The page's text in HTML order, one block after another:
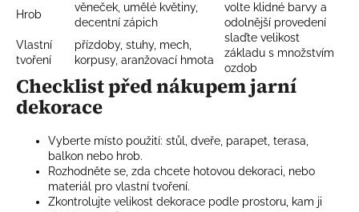
Hrob
věneček, umělé květiny,
decentní zápich
volte klidné barvy a
odolnější provedení
Vlastní
tvoření
přízdoby, stuhy, mech,
korpusy, aranžovací hmota
slaďte velikost
základu s množstvím
ozdob
Checklist před nákupem jarní
dekorace
Vyberte místo použití: stůl, dveře, parapet, terasa,
balkon nebo hrob.
Rozhodněte se, zda chcete hotovou dekoraci, nebo
materiál pro vlastní tvoření.
Zkontrolujte velikost dekorace podle prostoru, kam ji